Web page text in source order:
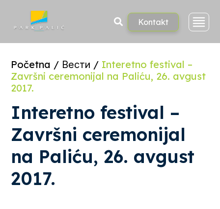
Kontakt
Početna / Вести / Interetno festival –
Završni ceremonijal na Paliću, 26. avgust
2017.
Interetno festival –
Završni ceremonijal
na Paliću, 26. avgust
2017.